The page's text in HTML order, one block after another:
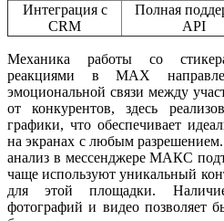
Интеграция с
CRM
Полная
API
Механика работы со
реакциями в MAX
эмоциональной связи между
от конкурентов, здесь
графики, что обеспечивает
на экранах с любым
анализ в мессенджере МАКС
чаще используют уникальный
для этой площадки. Наличие
фотографий и видео позволяет